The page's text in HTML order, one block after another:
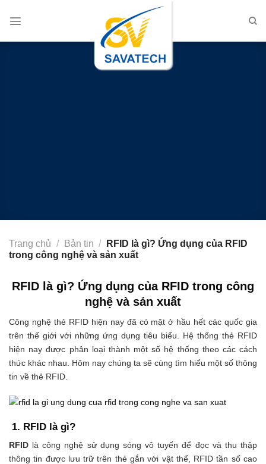
đến
Trang chủ / Bản tin /
RFID là gì? Ứng dụng của RFID
trong công nghệ và sản xuất
RFID là gì? Ứng dụng của RFID trong công
nghệ và sản xuất
Công nghệ thẻ RFID hiện nay đã có mặt ở hầu hết các quốc gia
trên thế giới với những ứng dụng tiêu biểu. Hệ thống thẻ RFID
hiện nay được phân loại thành một số hệ thống theo các cách
thức khác nhau. Hôm nay chúng ta sẽ cùng tìm hiểu một số thông
tin về thẻ RFID.
1. RFID là gì?
RFID là công nghệ sử dụng sóng vô tuyến để đọc và thu thập
thông tin được lưu trữ trên thẻ gắn với vật thể, RFID tần số cao